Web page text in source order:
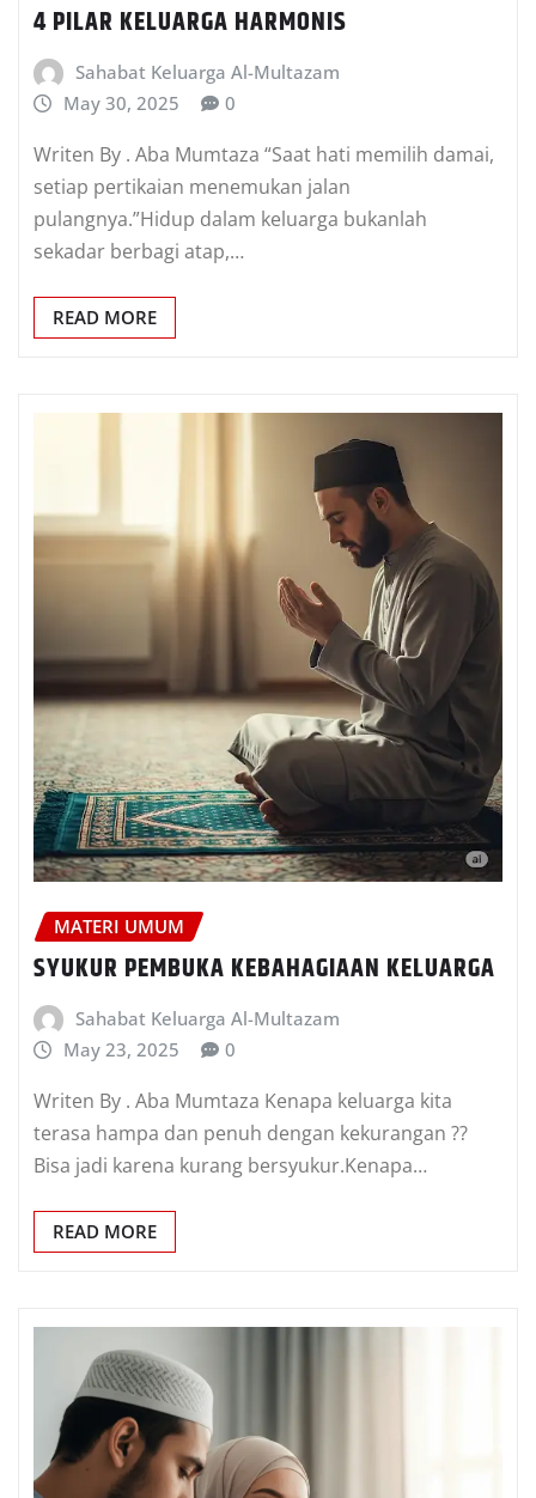
4 PILAR KELUARGA HARMONIS
Sahabat Keluarga Al-Multazam
May 30, 2025
0
Writen By . Aba Mumtaza “Saat hati memilih damai,
setiap pertikaian menemukan jalan
pulangnya.”Hidup dalam keluarga bukanlah
sekadar berbagi atap,…
READ MORE
MATERI UMUM
SYUKUR PEMBUKA KEBAHAGIAAN KELUARGA
Sahabat Keluarga Al-Multazam
May 23, 2025
0
Writen By . Aba Mumtaza Kenapa keluarga kita
terasa hampa dan penuh dengan kekurangan ??
Bisa jadi karena kurang bersyukur.Kenapa…
READ MORE